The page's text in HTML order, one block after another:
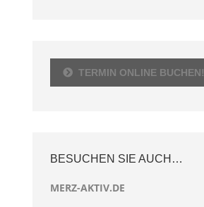
TERMIN ONLINE BUCHEN!
BESUCHEN SIE AUCH…
MERZ-AKTIV.DE